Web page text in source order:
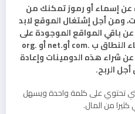
عن إسماء أو رموز تمكنك من
ومن أجل إشتغال الموقع لابد
باقي المواقع الموجودة على
الأنترنت، وغالبا ما تنتهي أسماء النطاق ب .com أو.net أو .org
شراء هذه الدومينات وإعادة
الربح.
تحتوي على كلمة واحدة ويسهل
من المال.